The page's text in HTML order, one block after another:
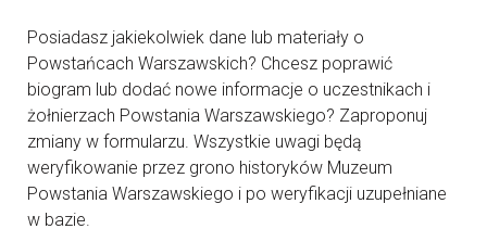
Posiadasz jakiekolwiek dane lub materiały o
Powstańcach Warszawskich? Chcesz poprawić
biogram lub dodać nowe informacje o uczestnikach i
żołnierzach Powstania Warszawskiego? Zaproponuj
zmiany w formularzu. Wszystkie uwagi będą
weryfikowanie przez grono historyków Muzeum
Powstania Warszawskiego i po weryfikacji uzupełniane
w bazie.